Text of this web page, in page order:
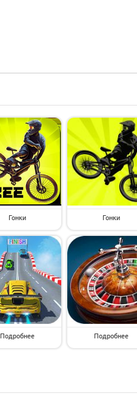
Гонки Гонки
Подробнее Подробнее